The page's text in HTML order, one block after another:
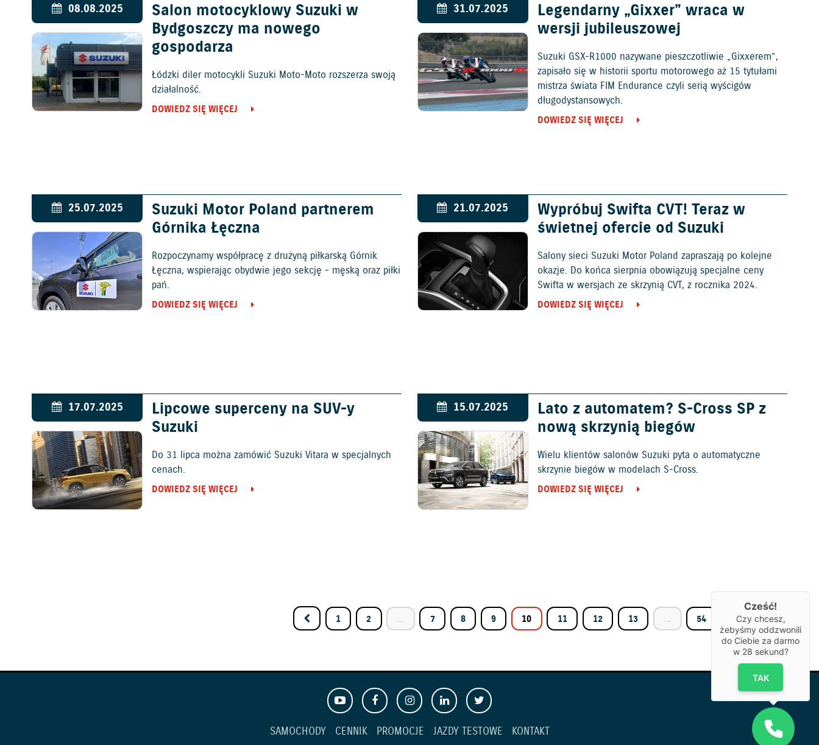
08.08.2025
Salon motocyklowy Suzuki w
Bydgoszczy ma nowego
gospodarza
Łódzki diler motocykli Suzuki Moto-Moto rozszerza swoją
działalność.
DOWIEDZ SIĘ WIĘCEJ
31.07.2025
Legendarny „Gixxer” wraca w
wersji jubileuszowej
Suzuki GSX-R1000 nazywane pieszczotliwie „Gixxerem”,
zapisało się w historii sportu motorowego aż 15 tytułami
mistrza świata FIM Endurance czyli serią wyścigów
długodystansowych.
DOWIEDZ SIĘ WIĘCEJ
25.07.2025
Suzuki Motor Poland partnerem
Górnika Łęczna
Rozpoczynamy współpracę z drużyną piłkarską Górnik
Łęczna, wspierając obydwie jego sekcję - męską oraz piłki
pań.
DOWIEDZ SIĘ WIĘCEJ
21.07.2025
Wypróbuj Swifta CVT! Teraz w
świetnej ofercie od Suzuki
Salony sieci Suzuki Motor Poland zapraszają po kolejne
okazje. Do końca sierpnia obowiązują specjalne ceny
Swifta w wersjach ze skrzynią CVT, z rocznika 2024.
DOWIEDZ SIĘ WIĘCEJ
17.07.2025
Lipcowe superceny na SUV-y
Suzuki
Do 31 lipca można zamówić Suzuki Vitara w specjalnych
cenach.
DOWIEDZ SIĘ WIĘCEJ
15.07.2025
Lato z automatem? S-Cross SP z
nową skrzynią biegów
Wielu klientów salonów Suzuki pyta o automatyczne
skrzynie biegów w modelach S-Cross.
DOWIEDZ SIĘ WIĘCEJ
1 2 ... 7 8 9 10 11 12 13 ... 54 55
SAMOCHODY CENNIK PROMOCJE JAZDY TESTOWE KONTAKT
Cześć!
Czy chcesz,
żebyśmy oddzwonili
do Ciebie za darmo
w 28 sekund?
TAK